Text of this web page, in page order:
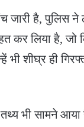
जारी है, पुलिस ने
कर लिया है,
भी शीघ्र ही
भी सामने आया